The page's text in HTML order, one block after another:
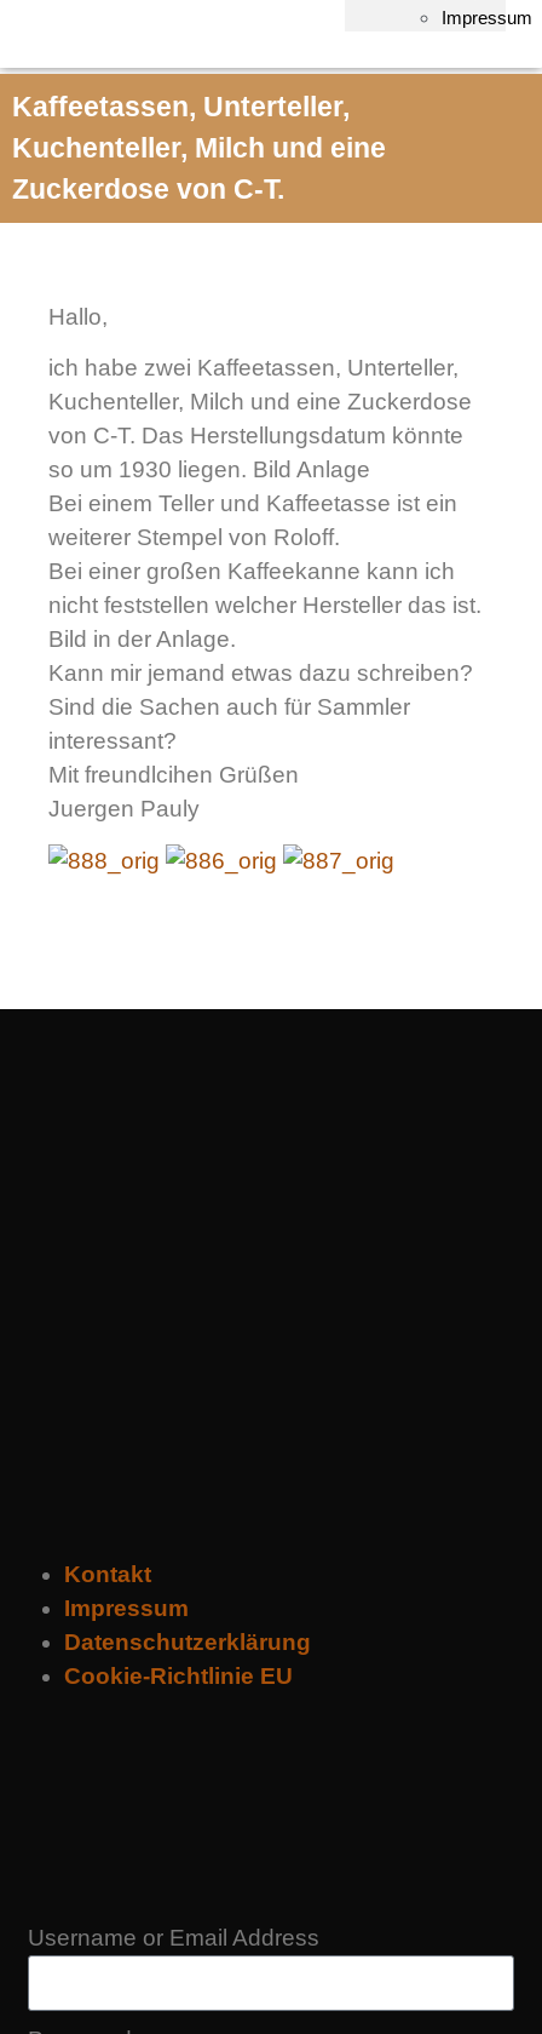
Impressum
Kaffeetassen, Unterteller,
Kuchenteller, Milch und eine
Zuckerdose von C-T.
Hallo,
ich habe zwei Kaffeetassen, Unterteller,
Kuchenteller, Milch und eine Zuckerdose
von C-T. Das Herstellungsdatum könnte
so um 1930 liegen. Bild Anlage
Bei einem Teller und Kaffeetasse ist ein
weiterer Stempel von Roloff.
Bei einer großen Kaffeekanne kann ich
nicht feststellen welcher Hersteller das ist.
Bild in der Anlage.
Kann mir jemand etwas dazu schreiben?
Sind die Sachen auch für Sammler
interessant?
Mit freundlcihen Grüßen
Juergen Pauly
Kontakt
Impressum
Datenschutzerklärung
Cookie-Richtlinie EU
Username or Email Address